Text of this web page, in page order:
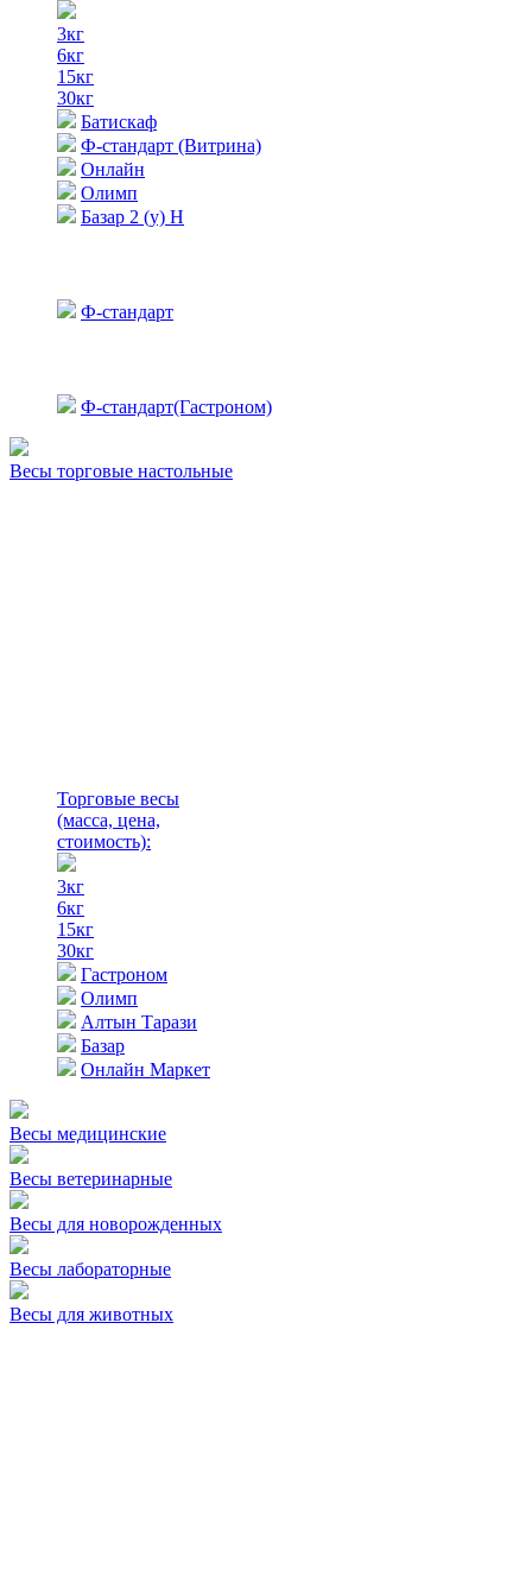
3кг
6кг
15кг
30кг
Батискаф
Ф-стандарт (Витрина)
Онлайн
Олимп
Базар 2 (у) Н
Ф-стандарт
Ф-стандарт(Гастроном)
Весы торговые настольные
Торговые весы
(масса, цена,
стоимость):
3кг
6кг
15кг
30кг
Гастроном
Олимп
Алтын Тарази
Базар
Онлайн Маркет
Весы медицинские
Весы ветеринарные
Весы для новорожденных
Весы лабораторные
Весы для животных